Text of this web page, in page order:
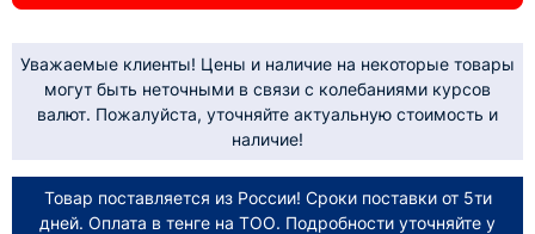
Уважаемые клиенты! Цены и наличие на некоторые товары
могут быть неточными в связи с колебаниями курсов
валют. Пожалуйста, уточняйте актуальную стоимость и
наличие!
Товар поставляется из России! Сроки поставки от 5ти
дней. Оплата в тенге на ТОО. Подробности уточняйте у